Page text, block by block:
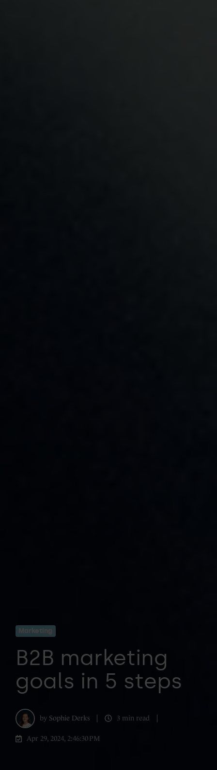
Marketing
B2B marketing
goals in 5 steps
by Sophie Derks 3 min read
Apr 29, 2024, 2:46:30 PM